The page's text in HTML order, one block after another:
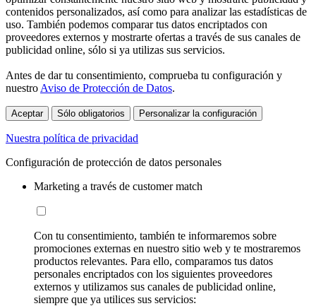
contenidos personalizados, así como para analizar las estadísticas de
uso. También podemos comparar tus datos encriptados con
proveedores externos y mostrarte ofertas a través de sus canales de
publicidad online, sólo si ya utilizas sus servicios.
Antes de dar tu consentimiento, comprueba tu configuración y
nuestro Aviso de Protección de Datos.
Aceptar Sólo obligatorios Personalizar la configuración
Nuestra política de privacidad
Configuración de protección de datos personales
Marketing a través de customer match
Con tu consentimiento, también te informaremos sobre
promociones externas en nuestro sitio web y te mostraremos
productos relevantes. Para ello, comparamos tus datos
personales encriptados con los siguientes proveedores
externos y utilizamos sus canales de publicidad online,
siempre que ya utilices sus servicios: